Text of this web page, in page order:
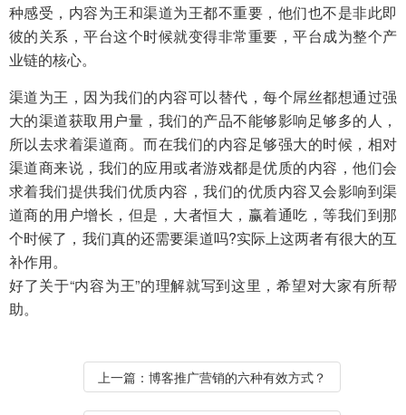
种感受，内容为王和渠道为王都不重要，他们也不是非此即
彼的关系，平台这个时候就变得非常重要，平台成为整个产
业链的核心。
渠道为王，因为我们的内容可以替代，每个屌丝都想通过强
大的渠道获取用户量，我们的产品不能够影响足够多的人，
所以去求着渠道商。而在我们的内容足够强大的时候，相对
渠道商来说，我们的应用或者游戏都是优质的内容，他们会
求着我们提供我们优质内容，我们的优质内容又会影响到渠
道商的用户增长，但是，大者恒大，赢着通吃，等我们到那
个时候了，我们真的还需要渠道吗?实际上这两者有很大的互
补作用。
好了关于“内容为王”的理解就写到这里，希望对大家有所帮
助。
上一篇： 博客推广营销的六种有效方式？